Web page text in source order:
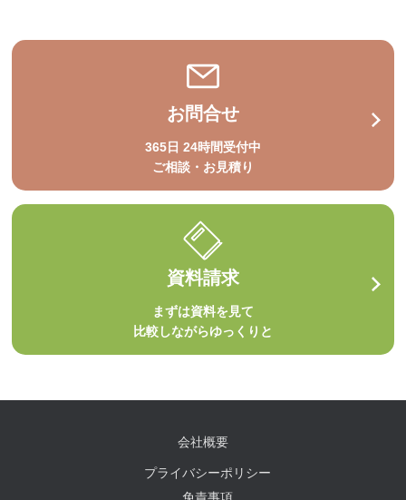
お問合せ
365日 24時間受付中
ご相談・お見積り
資料請求
まずは資料を見て
比較しながらゆっくりと
会社概要
プライバシーポリシー